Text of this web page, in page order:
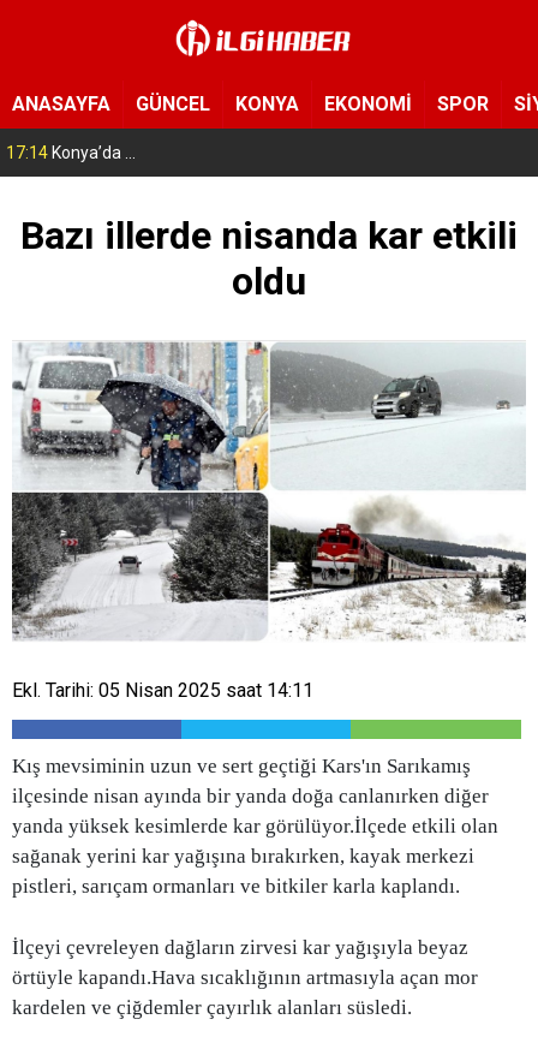
ANASAYFA GÜNCEL KONYA EKONOMİ SPOR
17:14 Konya’da bu tarlaya giren eli boş çıkmıyor! Hayrat olarak herkese açıldı
Bazı illerde nisanda kar etkili
oldu
Ekl. Tarihi: 05 Nisan 2025 saat 14:11
Kış mevsiminin uzun ve sert geçtiği Kars'ın Sarıkamış
ilçesinde nisan ayında bir yanda doğa canlanırken diğer
yanda yüksek kesimlerde kar görülüyor.İlçede etkili olan
sağanak yerini kar yağışına bırakırken, kayak merkezi
pistleri, sarıçam ormanları ve bitkiler karla kaplandı.
İlçeyi çevreleyen dağların zirvesi kar yağışıyla beyaz
örtüyle kapandı.Hava sıcaklığının artmasıyla açan mor
kardelen ve çiğdemler çayırlık alanları süsledi.